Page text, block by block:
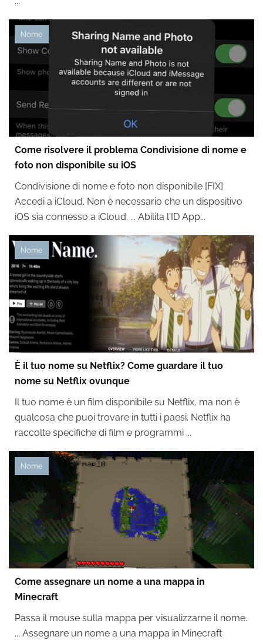
Nome
Come risolvere il problema Condivisione di nome e
foto non disponibile su iOS
Condivisione di nome e foto non disponibile [FIX]
Accedi a iCloud. Non è necessario che un dispositivo
iOS sia connesso a iCloud. ... Abilita l'ID App...
Nome
È il tuo nome su Netflix? Come guardare il tuo
nome su Netflix ovunque
Il tuo nome è un film disponibile su Netflix, ma non è
qualcosa che puoi trovare in tutti i paesi. Netflix ha
raccolte specifiche di film e programmi ...
Nome
Come assegnare un nome a una mappa in
Minecraft
Passa il mouse sulla mappa per visualizzarne il nome.
... Assegnare un nome a una mappa in Minecraft